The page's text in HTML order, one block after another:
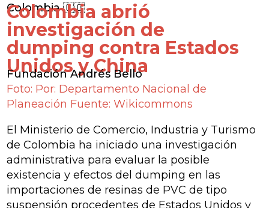
Colombia 🇨🇴
Colombia abrió
investigación de
dumping contra Estados
Unidos y China
Fundación Andrés Bello
Foto: Por: Departamento Nacional de
Planeación Fuente: Wikicommons
El Ministerio de Comercio, Industria y Turismo
de Colombia ha iniciado una investigación
administrativa para evaluar la posible
existencia y efectos del dumping en las
importaciones de resinas de PVC de tipo
suspensión procedentes de Estados Unidos y